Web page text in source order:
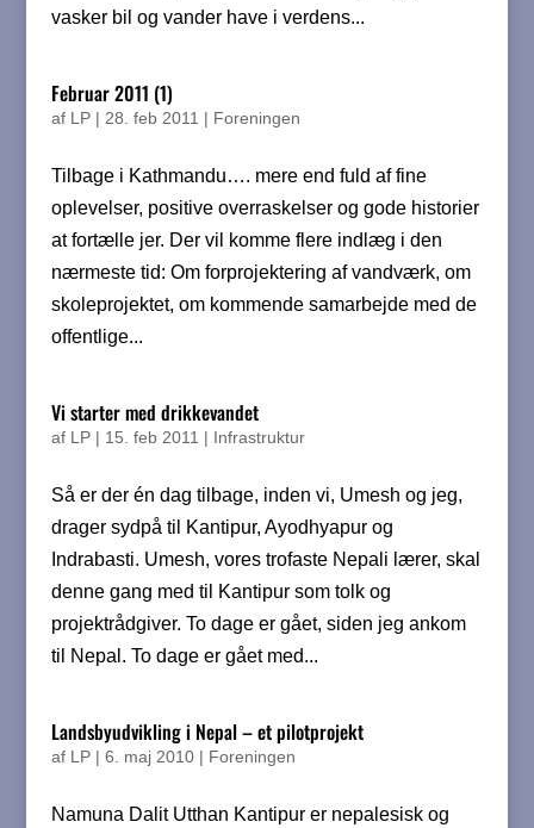
vasker bil og vander have i verdens...
Februar 2011 (1)
af LP| 28. feb 2011 | Foreningen
Tilbage i Kathmandu…. mere end fuld af fine
oplevelser, positive overraskelser og gode historier
at fortælle jer. Der vil komme flere indlæg i den
nærmeste tid: Om forprojektering af vandværk, om
skoleprojektet, om kommende samarbejde med de
offentlige...
Vi starter med drikkevandet
af LP| 15. feb 2011 | Infrastruktur
Så er der én dag tilbage, inden vi, Umesh og jeg,
drager sydpå til Kantipur, Ayodhyapur og
Indrabasti. Umesh, vores trofaste Nepali lærer, skal
denne gang med til Kantipur som tolk og
projektrådgiver. To dage er gået, siden jeg ankom
til Nepal. To dage er gået med...
Landsbyudvikling i Nepal – et pilotprojekt
af LP| 6. maj 2010| Foreningen
Namuna Dalit Utthan Kantipur er nepalesisk og